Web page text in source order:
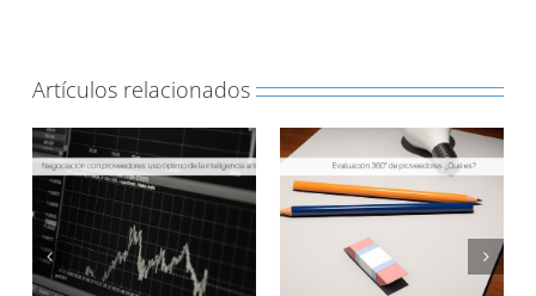
Artículos relacionados